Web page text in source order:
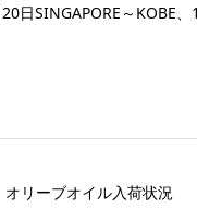
日SINGAPORE～KOBE
オリーブオイル入荷状況